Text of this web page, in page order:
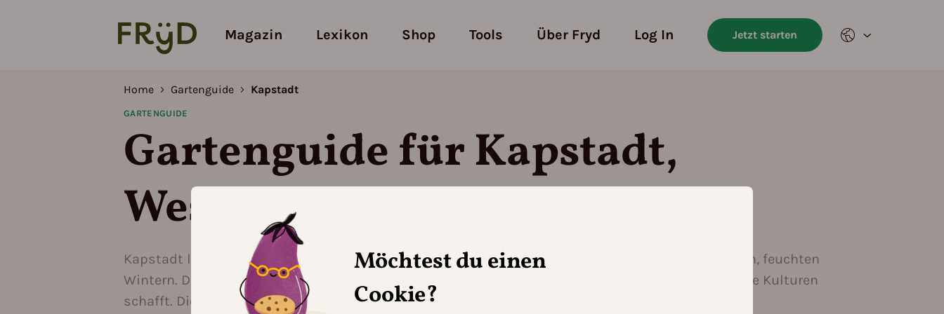
Möchtest du einen
Cookie?
Magazin Lexikon Shop Tools Über Fryd Log In Jetzt starten
Home Gartenguide Kapstadt
GARTENGUIDE
Gartenguide für Kapstadt,
Westkap
Kapstadt liegt in einer mediterranen Klimazone (11b) mit warmen, trockenen Sommern und milden, feuchten
Wintern. Der Boden ist oft sandig bis lehmig und gut durchlässig, was ideale Bedingungen für viele Kulturen
schafft. Die ganzjährige Frostfreiheit ermöglicht einen vielfältigen Anbau.